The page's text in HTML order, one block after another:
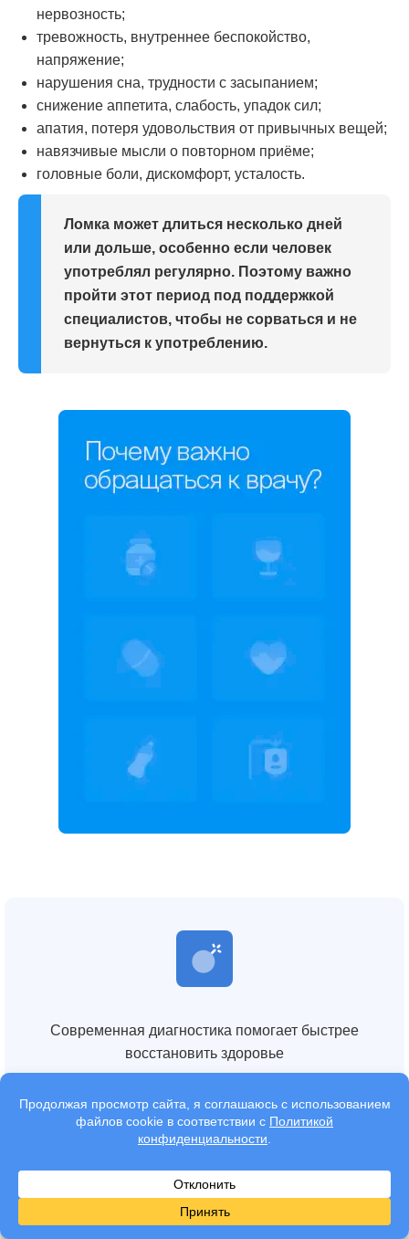
нервозность;
тревожность, внутреннее беспокойство,
напряжение;
нарушения сна, трудности с засыпанием;
снижение аппетита, слабость, упадок сил;
апатия, потеря удовольствия от привычных вещей;
навязчивые мысли о повторном приёме;
головные боли, дискомфорт, усталость.
Ломка может длиться несколько дней
или дольше, особенно если человек
употреблял регулярно. Поэтому важно
пройти этот период под поддержкой
специалистов, чтобы не сорваться и не
вернуться к употреблению.
Современная диагностика помогает быстрее
восстановить здоровье
Снижение работоспособности влияет на качество
жизни и финансовую стабильность